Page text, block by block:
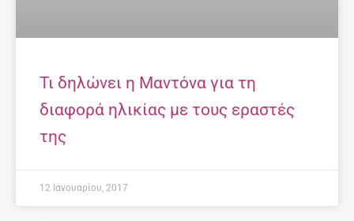
Τι δηλώνει η Μαντόνα για τη
διαφορά ηλικίας με τους εραστές
της
12 Ιανουαρίου, 2017